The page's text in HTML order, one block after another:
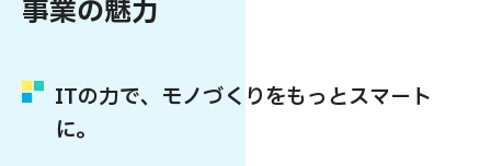
事業の魅力
ITの力で、モノづくりをもっとスマート
に。